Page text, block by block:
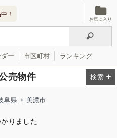
！
お気に入り
ー 市区町村 ランキング
売物件
阜県 美濃市
りました